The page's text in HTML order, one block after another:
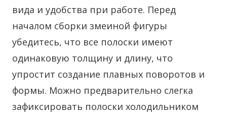
вида и удобства при работе. Перед
началом сборки змеиной фигуры
убедитесь, что все полоски имеют
одинаковую толщину и длину, что
упростит создание плавных поворотов и
формы. Можно предварительно слегка
зафиксировать полоски холодильником